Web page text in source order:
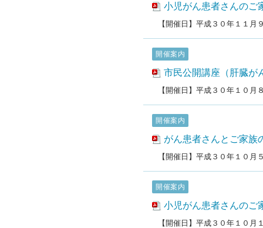
小児がん患者さんのご
【開催日】平成３０年１１月
開催案内
市民公開講座（肝臓が
【開催日】平成３０年１０月
開催案内
がん患者さんとご家
【開催日】平成３０年１０
開催案内
小児がん患者さんのご
【開催日】平成３０年１０月